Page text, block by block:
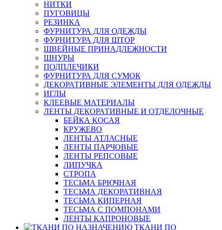
НИТКИ
ПУГОВИЦЫ
РЕЗИНКА
ФУРНИТУРА ДЛЯ ОДЕЖДЫ
ФУРНИТУРА ДЛЯ ШТОР
ШВЕЙНЫЕ ПРИНАДЛЕЖНОСТИ
ШНУРЫ
ПОДПЛЕЧИКИ
ФУРНИТУРА ДЛЯ СУМОК
ДЕКОРАТИВНЫЕ ЭЛЕМЕНТЫ ДЛЯ ОДЕЖДЫ
ИГЛЫ
КЛЕЕВЫЕ МАТЕРИАЛЫ
ЛЕНТЫ ДЕКОРАТИВНЫЕ И ОТДЕЛОЧНЫЕ
БЕЙКА КОСАЯ
КРУЖЕВО
ЛЕНТЫ АТЛАСНЫЕ
ЛЕНТЫ ПАРЧОВЫЕ
ЛЕНТЫ РЕПСОВЫЕ
ЛИПУЧКА
СТРОПА
ТЕСЬМА БРЮЧНАЯ
ТЕСЬМА ДЕКОРАТИВНАЯ
ТЕСЬМА КИПЕРНАЯ
ТЕСЬМА С ПОМПОНАМИ
ЛЕНТЫ КАПРОНОВЫЕ
ТКАНИ ПО